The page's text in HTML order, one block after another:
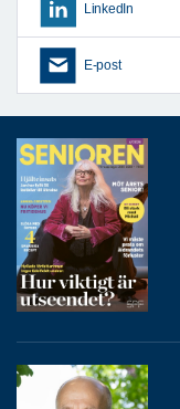
LinkedIn
E-post